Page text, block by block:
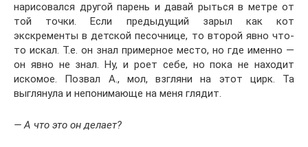
нарисовался другой парень и давай рыться в метре от
той точки. Если предыдущий зарыл как кот
экскременты в детской песочнице, то второй явно что-
то искал. Т.е. он знал примерное место, но где именно —
он явно не знал. Ну, и роет себе, но пока не находит
искомое. Позвал А., мол, взгляни на этот цирк. Та
выглянула и непонимающе на меня глядит.
— А что это он делает?